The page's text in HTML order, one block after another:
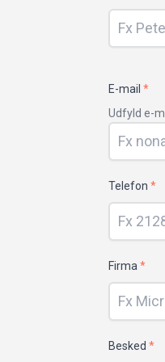
navn
E-mail *
Udfyld e-
Telefon *
Firma*
Besked *